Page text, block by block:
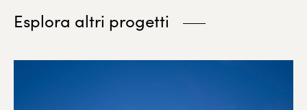
Esplora altri progetti